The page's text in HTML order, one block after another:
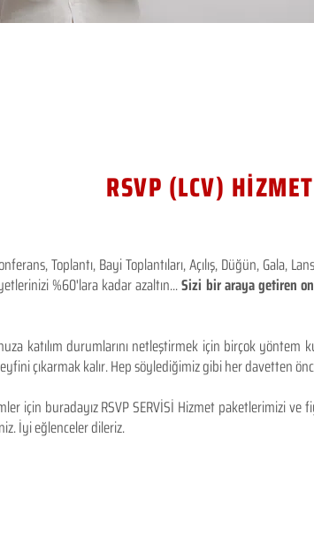
RSVP (LCV)
Toplantı, Bayi Toplantıları, Açılış, Düğün, Gala,
%60'lara kadar azaltın...Sizi bir araya getiren
katılım durumlarını netleştirmek için birçok yöntem
çıkarmak kalır. Hep söylediğimiz gibi her davetten
için buradayız RSVP SERVİSİ Hizmet paketlerimizi
İyi eğlenceler dileriz.